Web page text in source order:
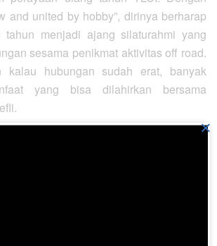
and united by hobby”, dirinya berharap
tahun menjadi ajang silaturahmi yang
sesama penikmat aktivitas off road.
kalau hubungan sudah erat, banyak
yang bisa dilahirkan bersama
HUT TLCI Sumut Muhammad×